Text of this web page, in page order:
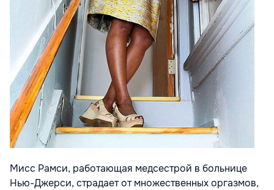
Мисс Рамси, работающая медсестрой в больнице
Нью-Джерси, страдает от множественных оргазмов,